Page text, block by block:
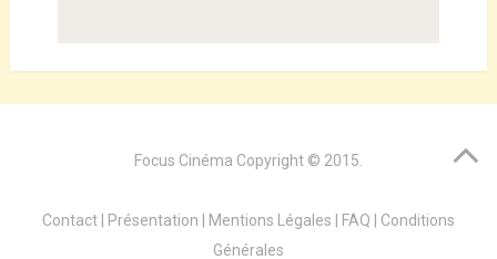
Focus Cinéma Copyright © 2015.
Contact | Présentation | Mentions Légales | FAQ | Conditions
Générales